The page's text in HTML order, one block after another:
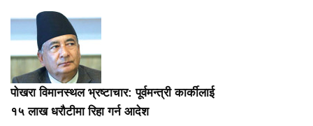
पोखरा विमानस्थल भ्रष्टाचार: पूर्वमन्त्री कार्कीलाई
१५ लाख धरौटीमा रिहा गर्न आदेश